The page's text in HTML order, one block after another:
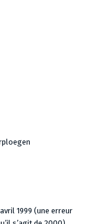
1999 (une erreur